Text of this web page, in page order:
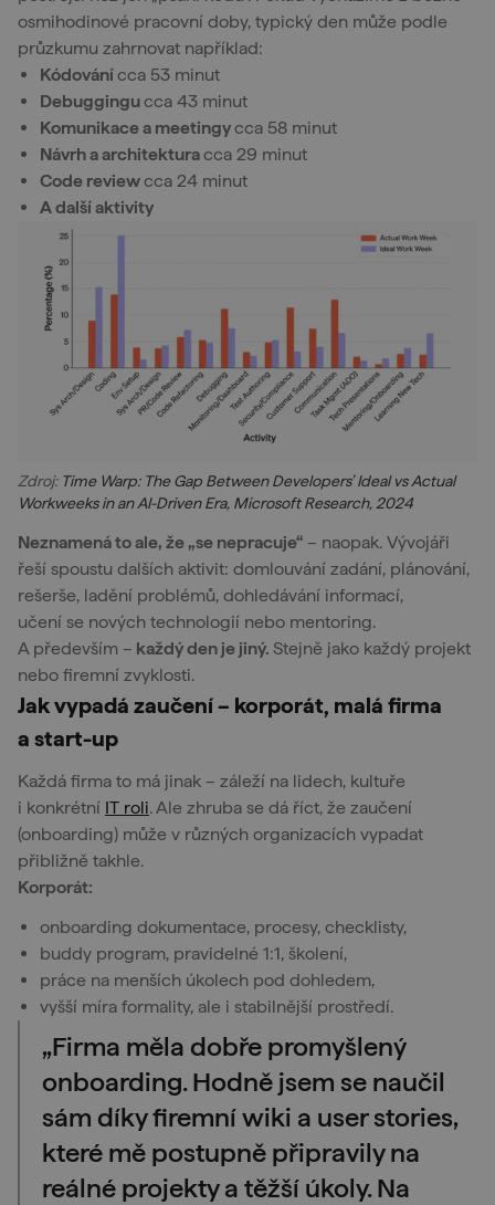
osmihodinové pracovní doby, typický den může podle
průzkumu zahrnovat například:
Kódovánícca 53 minut
Debuggingucca 43 minut
Komunikace a meetingycca 58 minut
Návrh a architekturacca 29 minut
Code reviewcca 24 minut
A další aktivity
Zdroj: Time Warp: The Gap Between Developers’ Ideal vs Actual
Workweeks in an AI-Driven Era, Microsoft Research, 2024
Neznamená to ale, že „se nepracuje“ – naopak. Vývojáři
řeší spoustu dalších aktivit: domlouvání zadání, plánování,
rešerše, ladění problémů, dohledávání informací,
učení se nových technologií nebo mentoring.
A především – každý den je jiný. Stejně jako každý projekt
nebo firemní zvyklosti.
Jak vypadá zaučení – korporát, malá firma
a start-up
Každá firma to má jinak – záleží na lidech, kultuře
i konkrétní IT roli. Ale zhruba se dá říct, že zaučení
(onboarding) může v různých organizacích vypadat
přibližně takhle.
Korporát:
onboarding dokumentace, procesy, checklisty,
buddy program, pravidelné 1:1, školení,
práce na menších úkolech pod dohledem,
vyšší míra formality, ale i stabilnější prostředí.
„Firma měla dobře promyšlený
onboarding. Hodně jsem se naučil
sám díky firemní wiki a user stories,
které mě postupně připravily na
reálné projekty a těžší úkoly. Na